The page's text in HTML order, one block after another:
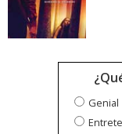
Genial